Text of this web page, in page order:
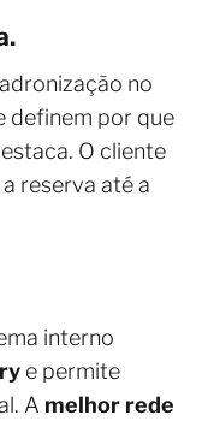
no
definem por que
O cliente
reserva até a
interno
e permite
A melhor rede